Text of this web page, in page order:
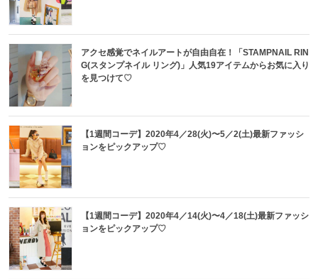
アクセ感覚でネイルアートが自由自在！「STAMPNAIL RIN
G(スタンプネイル リング)」人気19アイテムからお気に入り
を見つけて♡
【1週間コーデ】2020年4／28(火)〜5／2(土)最新ファッシ
ョンをピックアップ♡
【1週間コーデ】2020年4／14(火)〜4／18(土)最新ファッシ
ョンをピックアップ♡